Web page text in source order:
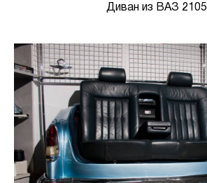
Диван из ВАЗ 2105